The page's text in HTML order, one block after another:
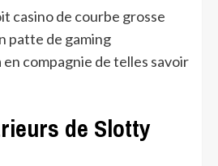
casino de courbe grosse
patte de gaming
compagnie de telles savoir
de Slotty